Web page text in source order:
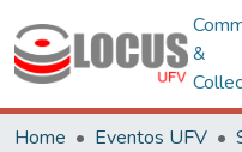
&
Home Eventos UFV